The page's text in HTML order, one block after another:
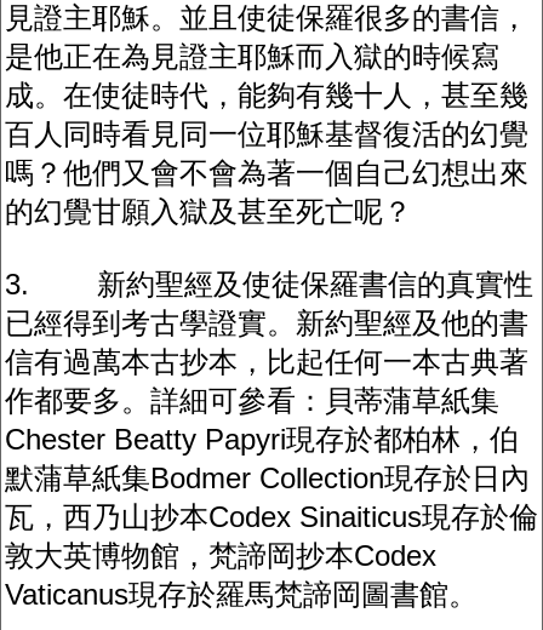
見證主耶穌。並且使徒保羅很多的書信，
是他正在為見證主耶穌而入獄的時候寫
成。在使徒時代，能夠有幾十人，甚至幾
百人同時看見同一位耶穌基督復活的幻覺
嗎？他們又會不會為著一個自己幻想出來
的幻覺甘願入獄及甚至死亡呢？
3. 新約聖經及使徒保羅書信的真實性
已經得到考古學證實。新約聖經及他的書
信有過萬本古抄本，比起任何一本古典著
作都要多。詳細可參看：貝蒂蒲草紙集
Chester Beatty Papyri現存於都柏林，伯
默蒲草紙集Bodmer Collection現存於日內
瓦，西乃山抄本Codex Sinaiticus現存於倫
敦大英博物館，梵諦岡抄本Codex
Vaticanus現存於羅馬梵諦岡圖書館。